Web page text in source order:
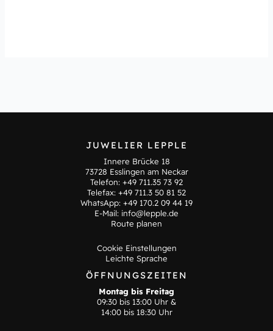
JUWELIER LEPPLE
Innere Brücke 18
73728 Esslingen am Neckar
Telefon: +49 711.35 73 92
Telefax: +49 711.3 50 81 52
WhatsApp: +49 170.2 09 44 19
E-Mail: info@lepple.de
Route planen
Cookie Einstellungen
Leichte Sprache
ÖFFNUNGSZEITEN
Montag bis Freitag
09:30 bis 13:00 Uhr &
14:00 bis 18:30 Uhr